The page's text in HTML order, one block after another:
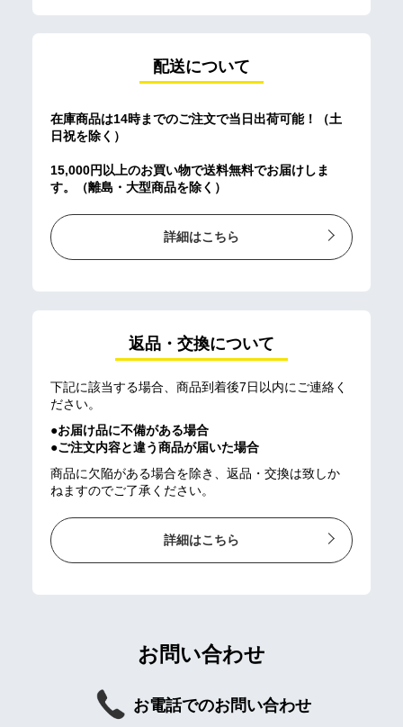
配送について
在庫商品は14時までのご注文で当日出荷可能！（土
日祝を除く）
15,000円以上のお買い物で送料無料でお届けしま
す。（離島・大型商品を除く）
詳細はこちら
返品・交換について
下記に該当する場合、商品到着後7日以内にご連絡く
ださい。
●お届け品に不備がある場合
●ご注文内容と違う商品が届いた場合
商品に欠陥がある場合を除き、返品・交換は致しか
ねますのでご了承ください。
詳細はこちら
お問い合わせ
お電話でのお問い合わせ